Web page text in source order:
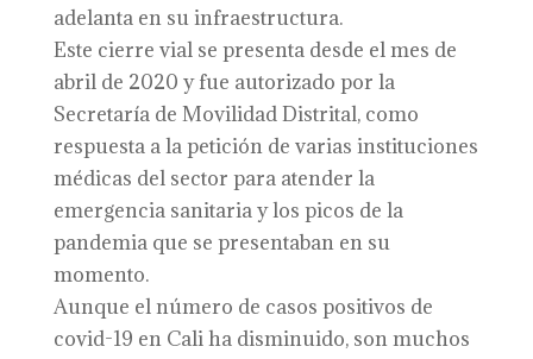
adelanta en su infraestructura.
Este cierre vial se presenta desde el mes de
abril de 2020 y fue autorizado por la
Secretaría de Movilidad Distrital, como
respuesta a la petición de varias instituciones
médicas del sector para atender la
emergencia sanitaria y los picos de la
pandemia que se presentaban en su
momento.
Aunque el número de casos positivos de
covid-19 en Cali ha disminuido, son muchos